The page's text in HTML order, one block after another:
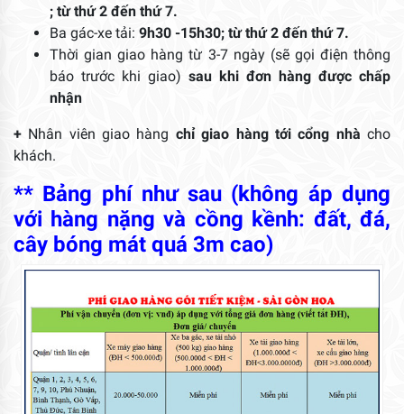
; từ thứ 2 đến thứ 7.
Ba gác-xe tải: 9h30 -15h30; từ thứ 2 đến thứ 7.
Thời gian giao hàng từ 3-7 ngày (sẽ gọi điện thông
báo trước khi giao) sau khi đơn hàng được chấp
nhận
+ Nhân viên giao hàng chỉ giao hàng tới cổng nhà cho
khách.
** Bảng phí như sau (không áp dụng
với hàng nặng và cồng kềnh: đất, đá,
cây bóng mát quá 3m cao)